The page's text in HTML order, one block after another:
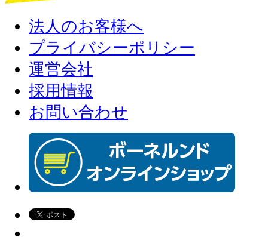
法人のお客様へ
プライバシーポリシー
運営会社
採用情報
お問い合わせ